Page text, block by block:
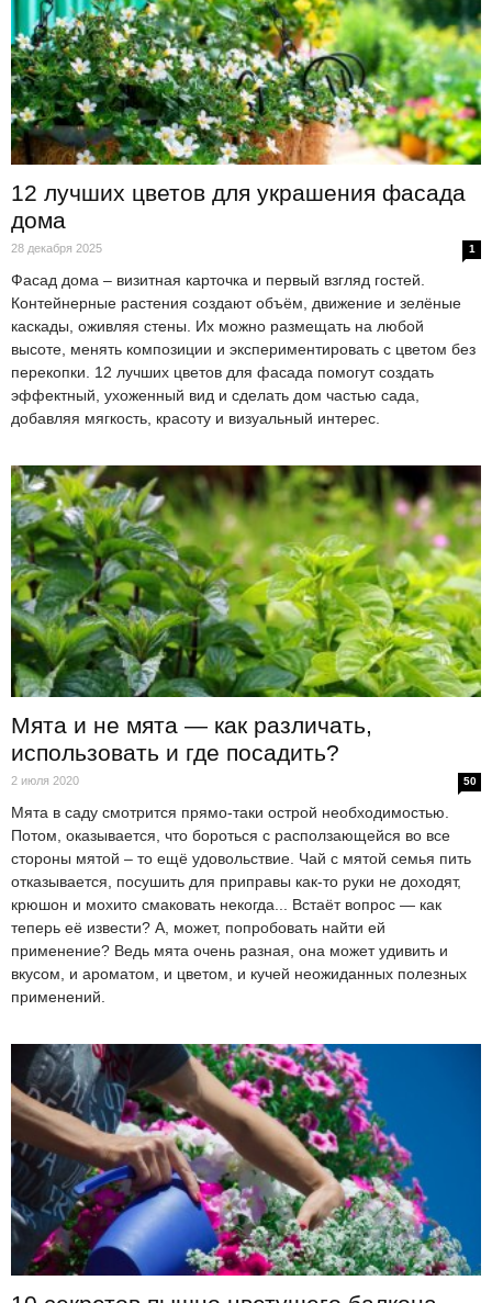
12 лучших цветов для украшения фасада
дома
28 декабря 2025 1
Фасад дома – визитная карточка и первый взгляд гостей.
Контейнерные растения создают объём, движение и зелёные
каскады, оживляя стены. Их можно размещать на любой
высоте, менять композиции и экспериментировать с цветом без
перекопки. 12 лучших цветов для фасада помогут создать
эффектный, ухоженный вид и сделать дом частью сада,
добавляя мягкость, красоту и визуальный интерес.
Мята и не мята — как различать,
использовать и где посадить?
2 июля 2020 50
Мята в саду смотрится прямо-таки острой необходимостью.
Потом, оказывается, что бороться с расползающейся во все
стороны мятой – то ещё удовольствие. Чай с мятой семья пить
отказывается, посушить для приправы как-то руки не доходят,
крюшон и мохито смаковать некогда... Встаёт вопрос — как
теперь её извести? А, может, попробовать найти ей
применение? Ведь мята очень разная, она может удивить и
вкусом, и ароматом, и цветом, и кучей неожиданных полезных
применений.